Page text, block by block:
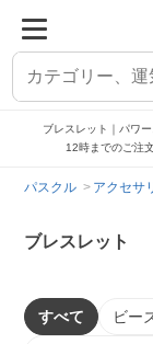
ブレスレット｜パワ
12時までのご注
パスクル アクセサ
ブレスレット
すべて ビー